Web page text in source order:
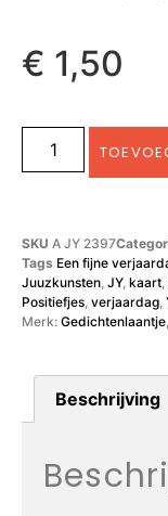
€ 1,50
SKU A JY 2397
Tags Een fijne
Juuzkunsten, JY, kaart,
Positiefjes, verjaardag,
Merk: Gedichtenlaantje,
Beschrijving